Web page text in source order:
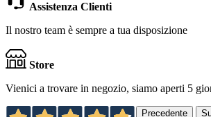
Assistenza Clienti
Il nostro team è sempre a tua disposizione
Store
Vienici a trovare in negozio, siamo aperti 5
Precedente